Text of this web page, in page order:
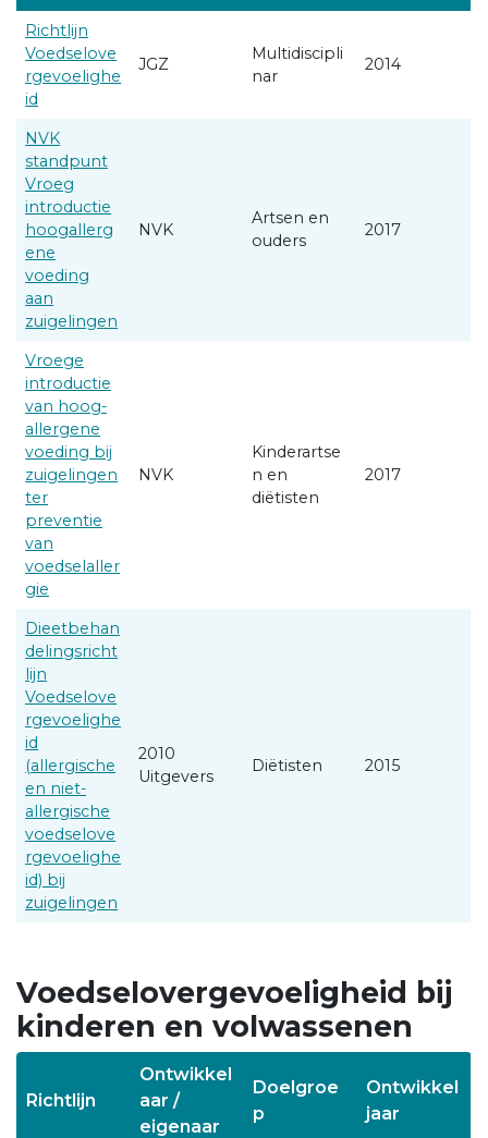
Richtlijn
Voedselove
rgevoelighe
id
JGZ
Multidiscipli
nar
2014
NVK
standpunt
Vroeg
introductie
hoogallerg
ene
voeding
aan
zuigelingen
NVK
Artsen en
ouders
2017
Vroege
introductie
van hoog-
allergene
voeding bij
zuigelingen
ter
preventie
van
voedselaller
gie
NVK
Kinderartse
n en
diëtisten
2017
Dieetbehan
delingsricht
lijn
Voedselove
rgevoelighe
id
(allergische
en niet-
allergische
voedselove
rgevoelighe
id) bij
zuigelingen
2010
Uitgevers
Diëtisten 2015
Voedselovergevoeligheid bij
kinderen en volwassenen
Richtlijn
Ontwikkel
aar /
eigenaar
Doelgroe
p
Ontwikkel
jaar